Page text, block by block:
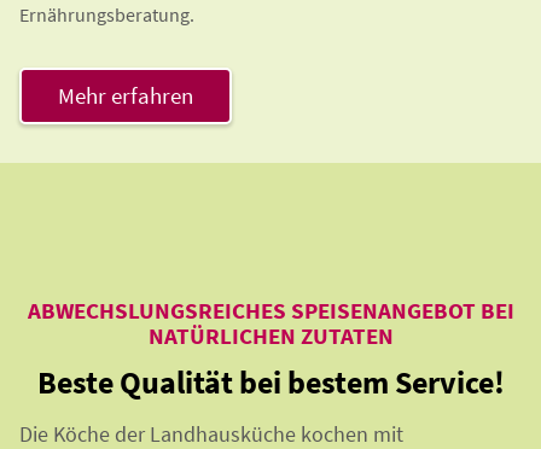
Ernährungsberatung.
Mehr erfahren
Beste Qualität bei bestem Service!
ABWECHSLUNGSREICHES SPEISENANGEBOT BEI
NATÜRLICHEN ZUTATEN
Die Köche der Landhausküche kochen mit